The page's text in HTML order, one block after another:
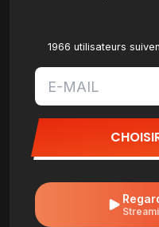
1966 utilisateurs